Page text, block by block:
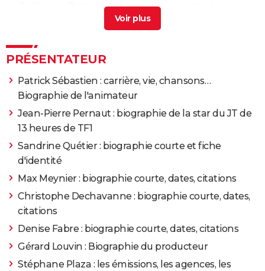
Guillaume Bats : sketchs, maladie, spectacle...
Biographie de l'humoriste> Guide
scientifiques du PAF
on a failli ne pas vous donner le nom du nouveau
présentateur> Guide
PRÉSENTATEUR
Patrick Sébastien : carrière, vie, chansons…
Biographie de l'animateur
Jean-Pierre Pernaut : biographie de la star du JT de
13 heures de TF1
Sandrine Quétier : biographie courte et fiche
d'identité
Max Meynier : biographie courte, dates, citations
Christophe Dechavanne : biographie courte, dates,
citations
Denise Fabre : biographie courte, dates, citations
Gérard Louvin : Biographie du producteur
Stéphane Plaza : les émissions, les agences, les